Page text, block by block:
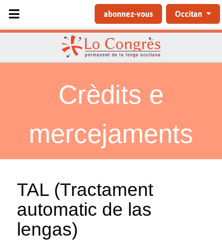
Sélectionnez votre langue
abonnez-vous Occitan
Crèdits e
mercejaments
TAL (Tractament
automatic de las
lengas)